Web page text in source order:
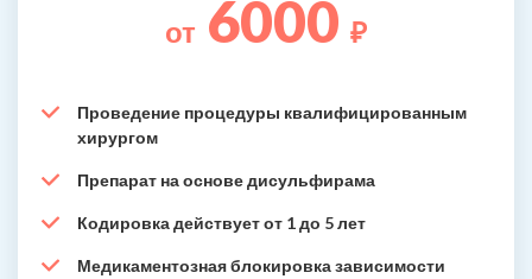
от 6000 ₽
Проведение процедуры квалифицированным
хирургом
Препарат на основе дисульфирама
Кодировка действует от 1 до 5 лет
Медикаментозная блокировка зависимости